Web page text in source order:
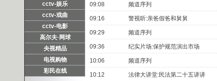
cctv-娱乐
cctv-戏曲
cctv-电影
高尔夫·网球
央视精品
电视购物
彩民在线
09:08 频道序列
09:16 警视听:亲爸假爸和舅舅
09:29 频道序列
09:36 纪实片场:保护规范演出市场
10:06 频道序列
10:12 法律大讲堂:民法第二十五讲讲